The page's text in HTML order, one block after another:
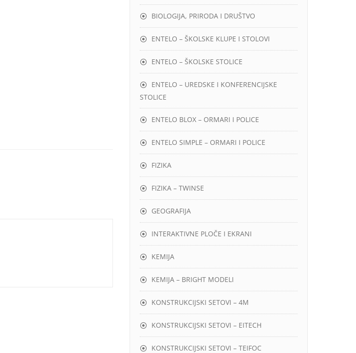
BIOLOGIJA, PRIRODA I DRUŠTVO
ENTELO – ŠKOLSKE KLUPE I STOLOVI
ENTELO – ŠKOLSKE STOLICE
ENTELO – UREDSKE I KONFERENCIJSKE
STOLICE
ENTELO BLOX – ORMARI I POLICE
ENTELO SIMPLE – ORMARI I POLICE
FIZIKA
FIZIKA – TWINSE
GEOGRAFIJA
INTERAKTIVNE PLOČE I EKRANI
KEMIJA
KEMIJA – BRIGHT MODELI
KONSTRUKCIJSKI SETOVI – 4M
KONSTRUKCIJSKI SETOVI – EITECH
KONSTRUKCIJSKI SETOVI – TEIFOC